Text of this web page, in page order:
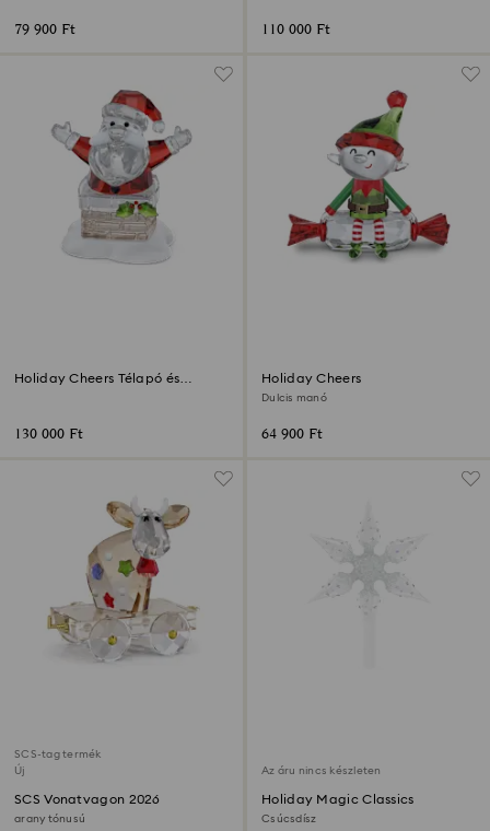
79 900 Ft 110 000 Ft
Holiday Cheers Télapó és
130 000 Ft
Holiday Cheers
Dulcis manó
64 900 Ft
SCS-tag termék
Új
SCS Vonatvagon 2026
arany tónusú
Az áru nincs készleten
Holiday Magic Classics
Csúcsdísz